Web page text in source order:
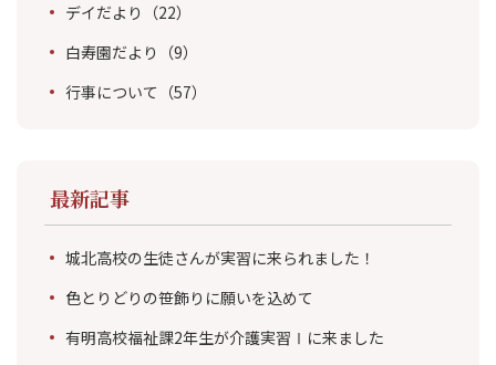
デイだより
（22）
白寿園だより
（9）
行事について （57）
最新記事
城北高校の生徒さんが実習に来られました！
色とりどりの笹飾りに願いを込めて
有明高校福祉課2年生が介護実習Ⅰに来ました